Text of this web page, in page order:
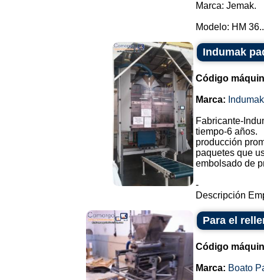
Marca: Jemak.
Modelo: HM
Indumak
Código
Marca: Indumak
Fabricante-
tiempo-6 años.
producción
paquetes que
embolsado de
-
Descripción
Para el
Código
Marca: Boato